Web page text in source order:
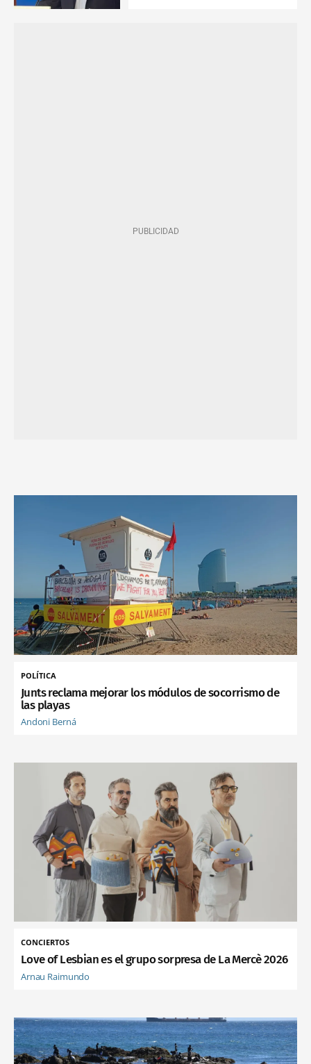
POLÍTICA
Junts reclama mejorar los módulos de socorrismo de
las playas
Andoni Berná
CONCIERTOS
Love of Lesbian es el grupo sorpresa de La Mercè 2026
Arnau Raimundo